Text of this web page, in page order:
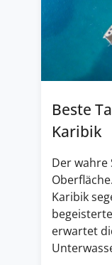
Beste
Karibik
Der wahre
Karibik
erwartet